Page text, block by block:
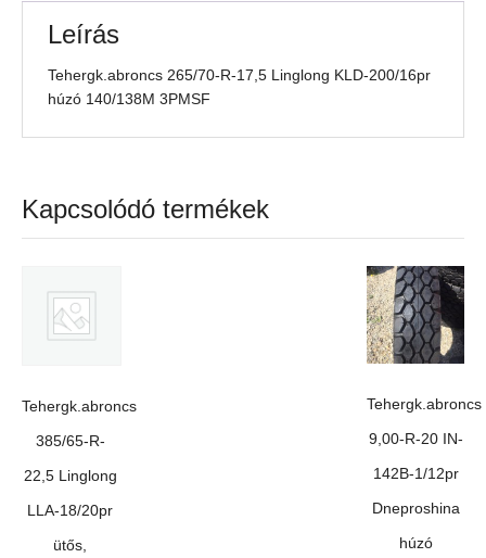
Leírás
Tehergk.abroncs 265/70-R-17,5 Linglong KLD-200/16pr
húzó 140/138M 3PMSF
Kapcsolódó termékek
Tehergk.abroncs
385/65-R-
22,5 Linglong
LLA-18/20pr
ütős,
Tehergk.abroncs
9,00-R-20 IN-
142B-1/12pr
Dneproshina
húzó